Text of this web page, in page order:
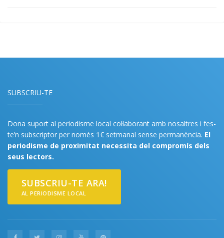
SUBSCRIU-TE
Dona suport al periodisme local col·laborant amb nosaltres i fes-
te’n subscriptor per només 1€ setmanal sense permanència. El
periodisme de proximitat necessita del compromís dels
seus lectors.
SUBSCRIU-TE ARA!
AL PERIODISME LOCAL